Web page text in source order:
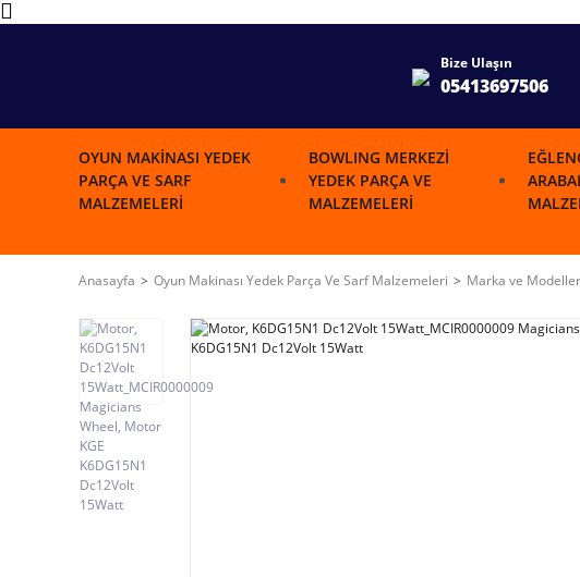
Bize Ulaşın
05413697506
OYUN MAKINASI YEDEK
PARÇA VE SARF
MALZEMELERI
BOWLING MERKEZI
YEDEK PARÇA VE
MALZEMELERI
Anasayfa Oyun Makinası Yedek Parça Ve Sarf Malzemeleri Marka ve